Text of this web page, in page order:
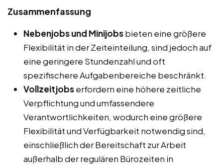
Zusammenfassung
Nebenjobs und Minijobsbieten eine größere
Flexibilität in der Zeiteinteilung, sind jedoch auf
eine geringere Stundenzahl und oft
spezifischere Aufgabenbereiche beschränkt.
Vollzeitjobserfordern eine höhere zeitliche
Verpflichtung und umfassendere
Verantwortlichkeiten, wodurch eine größere
Flexibilität und Verfügbarkeit notwendig sind,
einschließlich der Bereitschaft zur Arbeit
außerhalb der regulären Bürozeiten in